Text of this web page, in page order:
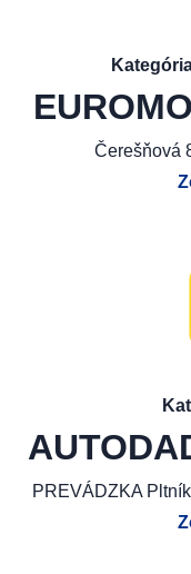
Čerešňová
PREVÁDZKA